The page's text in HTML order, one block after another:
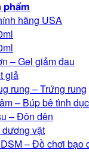
phẩm
hãng USA
– Gel giảm đau
giả
rung – Trứng rung
– Búp bê tình dục
– Đôn dên
vật
– Đồ chơi bạo